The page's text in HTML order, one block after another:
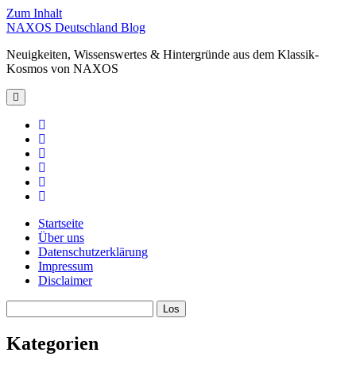
Zum Inhalt
NAXOS Deutschland Blog
Neuigkeiten, Wissenswertes & Hintergründe aus dem Klassik-
Kosmos von NAXOS
Hauptmenü
öffnen
Startseite
Über uns
Datenschutzerklärung
Impressum
Disclaimer
Kategorien